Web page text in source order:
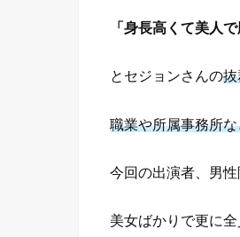
「身長高くて美人
とセジョンさんの抜
職業や所属事務所
今回の出演者、男
美女ばかりで更に